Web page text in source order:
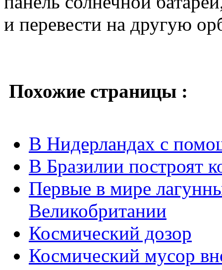
и перевести на другую
Похожие страницы :
В Нидерландах с
В Бразилии построят
Первые в мире
Великобритании
Космический дозор
Космический мусор